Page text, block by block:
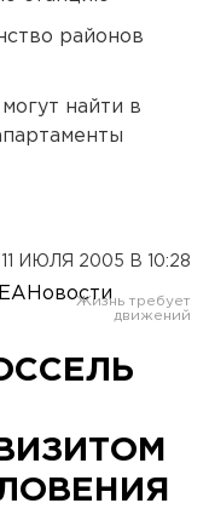
районов
найти в
11 ИЮЛЯ 2005 В 10:28
ЕАНовости